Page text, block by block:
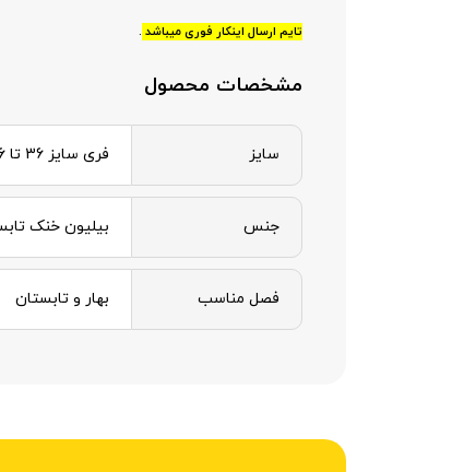
تایم ارسال اینکار فوری میباشد .
مشخصات محصول
سایز فری سایز 36 تا 46
جنس بیلیون خنک
فصل مناسب بهار و تابستان